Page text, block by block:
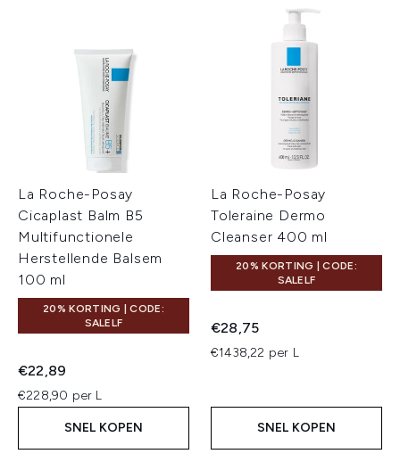
La Roche-Posay
Cicaplast Balm B5
Multifunctionele
Herstellende Balsem
100 ml
20% KORTING | CODE:
SALELF
€22,89
€228,90 per L
SNEL KOPEN
La Roche-Posay
Toleraine Dermo
Cleanser 400 ml
20% KORTING | CODE:
SALELF
€28,75
€1438,22 per L
SNEL KOPEN